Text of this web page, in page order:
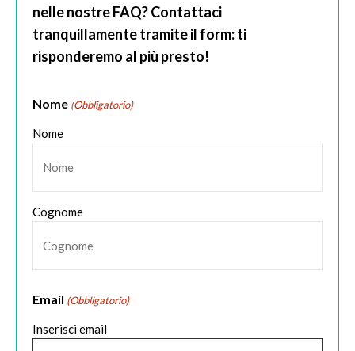
nelle nostre FAQ? Contattaci
tranquillamente tramite il form: ti
risponderemo al più presto!
Nome (Obbligatorio)
Nome
Cognome
Email (Obbligatorio)
Inserisci email